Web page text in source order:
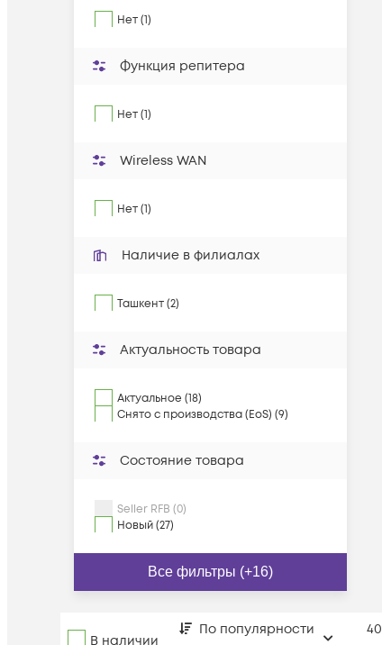
Нет (1)
Функция репитера
Нет (1)
Wireless WAN
Нет (1)
Наличие в филиалах
Ташкент (2)
Актуальность товара
Актуальное (18)
Снято с производства (EoS) (9)
Состояние товара
Seller RFB (0)
Новый (27)
Все фильтры (+16)
В наличии
По популярности 40